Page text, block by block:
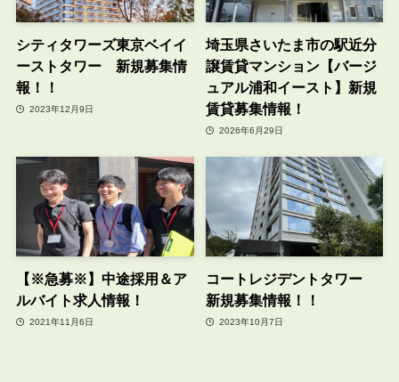
シティタワーズ東京ベイイ
ーストタワー 新規募集情
報！！
2023年12月9日
埼玉県さいたま市の駅近分
譲賃貸マンション【バージ
ュアル浦和イースト】新規
賃貸募集情報！
2026年6月29日
【※急募※】中途採用＆ア
ルバイト求人情報！
2021年11月6日
コートレジデントタワー
新規募集情報！！
2023年10月7日